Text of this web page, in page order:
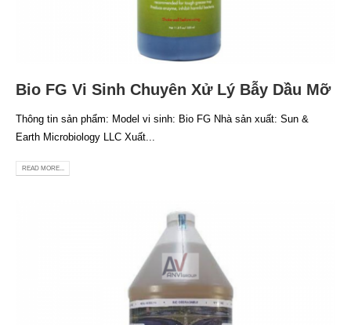
Bio FG Vi Sinh Chuyên Xử Lý Bẫy Dầu Mỡ
Thông tin sản phẩm: Model vi sinh: Bio FG Nhà sản xuất: Sun &
Earth Microbiology LLC Xuất...
READ MORE...